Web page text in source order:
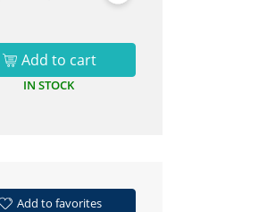
Add to cart
IN STOCK
Add to favorites